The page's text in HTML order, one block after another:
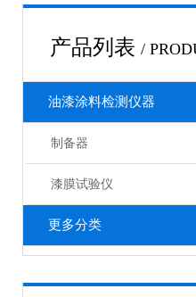
产品列表 /
油漆涂料检测仪器
制备器
漆膜试验仪
更多分类